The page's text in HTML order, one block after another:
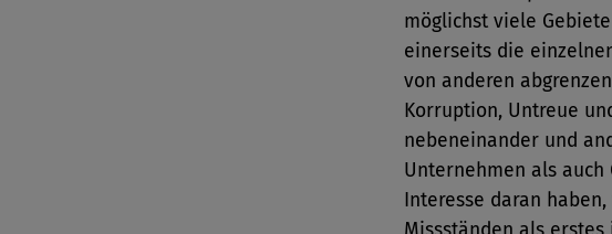
möglichst viele
einerseits die
von anderen
Korruption, Untreue
nebeneinander und
Unternehmen als
Interesse daran